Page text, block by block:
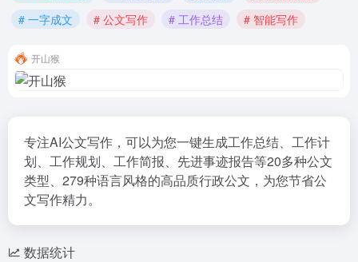
# 一字成文
# 公文写作 # 工作总结 # 智能写作
开山猴
专注AI公文写作，可以为您一键生成工作总结、工作计
划、工作规划、工作简报、先进事迹报告等20多种公文
类型、279种语言风格的高品质行政公文，为您节省公
文写作精力。
数据统计